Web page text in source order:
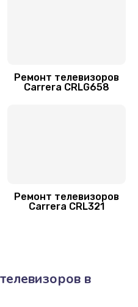
руб.
платы
Ремонт телевизоров
Carrera CRLG658
Ремонт телевизоров
Carrera CRL321
в